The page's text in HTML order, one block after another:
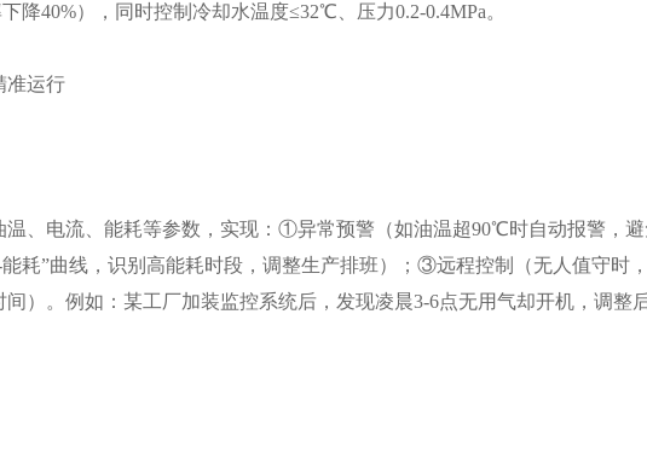
降40%），同时控制冷却水温度≤32℃、压力0.2-0.4MPa。
准运行
温、电流、能耗等参数，实现：①异常预警（如油温超90℃时自动报警，
耗”曲线，识别高能耗时段，调整生产排班）；③远程控制（无人值守时
）。例如：某工厂加装监控系统后，发现凌晨3-6点无用气却开机，调整